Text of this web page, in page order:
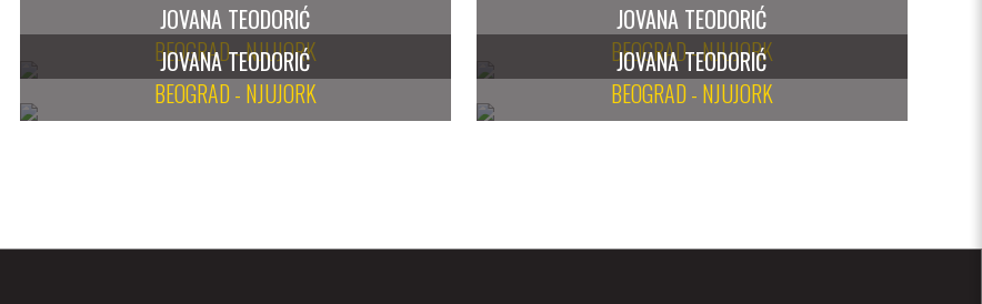
JOVANA TEODORIĆ
BEOGRAD - NJUJORK
JOVANA TEODORIĆ
BEOGRAD - NJUJORK
JOVANA TEODORIĆ
BEOGRAD - NJUJORK
JOVANA TEODORIĆ
BEOGRAD - NJUJORK